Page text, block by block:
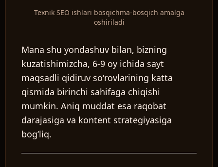
Texnik SEO ishlari bosqichma-bosqich amalga
oshiriladi
Mana shu yondashuv bilan, bizning
kuzatishimizcha, 6-9 oy ichida sayt
maqsadli qidiruv soʻrovlarining katta
qismida birinchi sahifaga chiqishi
mumkin. Aniq muddat esa raqobat
darajasiga va kontent strategiyasiga
bogʻliq.